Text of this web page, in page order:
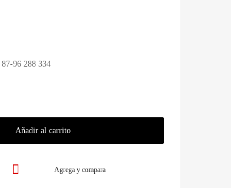
96 288 334
Añadir al carrito
Agrega y compara